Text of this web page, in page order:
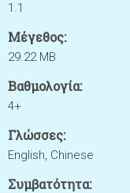
1.1
Μέγεθος:
29.22 MB
Βαθμολογία:
4+
Γλώσσες:
English, Chinese
Συμβατότητα: